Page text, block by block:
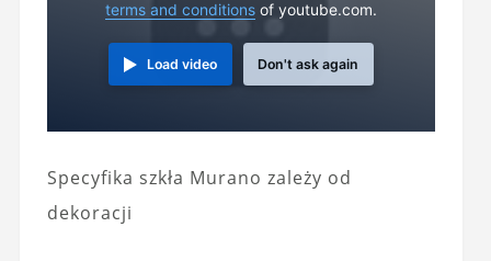
terms and conditions of youtube.com.
Load video Don't ask again
Specyfika szkła Murano zależy od
dekoracji